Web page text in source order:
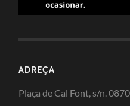
ADREÇA
Plaça de Cal Font, s/n.